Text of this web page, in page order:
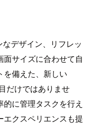
デザイン、リフレッ
サイズに合わせて自
を備えた、新しい
だけではありませ
に管理タスクを行え
エクスペリエンスも提